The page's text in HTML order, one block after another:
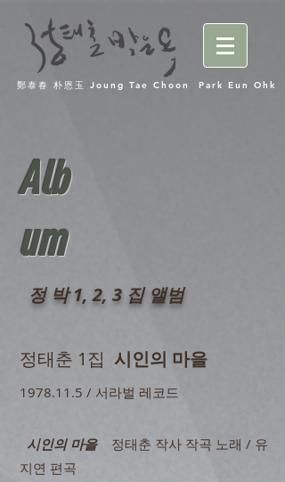
鄭泰春 朴恩玉 Joung Tae Choon Park Eun Ohk
Alb
um
정 박 1, 2, 3 집 앨범
정태춘 1집 시인의 마을
1978.11.5 / 서라벌 레코드
시인의 마을정태춘 작사 작곡 노래 / 유
지연 편곡